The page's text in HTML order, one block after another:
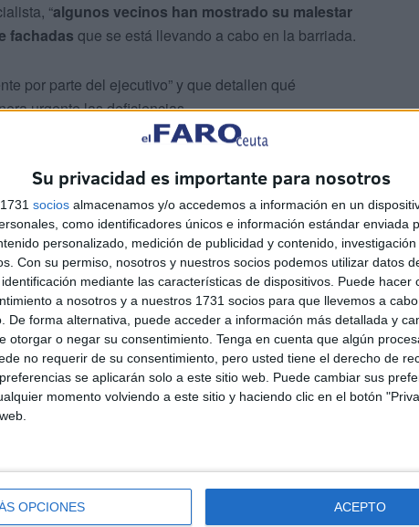
Su privacidad es importante para nosotros
socios almacenamos y/o accedemos a información en un
como identificadores únicos e información estándar enviada
personalizado, medición de publicidad y contenido,
Con su permiso, nosotros y nuestros socios podemos utilizar datos
mediante las características de dispositivos. Puede hacer
a nosotros y a nuestros 1731 socios para que llevemos a
De forma alternativa, puede acceder a información más detallada y
otorgar o negar su consentimiento. Tenga en cuenta que algún
no requerir de su consentimiento, pero usted tiene el derecho de
se aplicarán solo a este sitio web. Puede cambiar sus
momento volviendo a este sitio y haciendo clic en el botón
OPCIONES ACEPTO
“algunos vecinos han mostrado su malestar
fachadas que se está llevando a cabo en la barriada.
por parte del ejecutivo” y que detallen qué
urgente las deficiencias.
materiales utilizados en esta intervención cumplen
pruebas contra el fuego.
de responder a esta interpelación, asegurando que
de plagas se “realizan de manera continúa y